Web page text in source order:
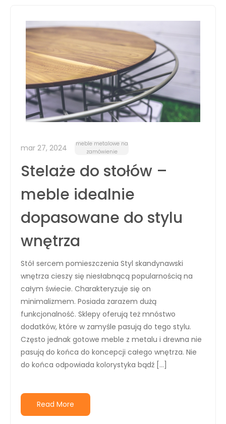
mar 27, 2024
meble metalowe na
zamówienie
Stelaże do stołów –
meble idealnie
dopasowane do stylu
wnętrza
Stół sercem pomieszczenia Styl skandynawski
wnętrza cieszy się niesłabnącą popularnością na
całym świecie. Charakteryzuje się on
minimalizmem. Posiada zarazem dużą
funkcjonalność. Sklepy oferują też mnóstwo
dodatków, które w zamyśle pasują do tego stylu.
Często jednak gotowe meble z metalu i drewna nie
pasują do końca do koncepcji całego wnętrza. Nie
do końca odpowiada kolorystyka bądź […]
Read More